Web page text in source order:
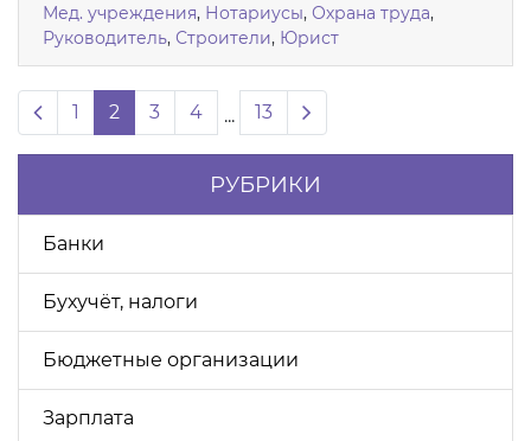
Мед. учреждения, Нотариусы, Охрана труда,
Руководитель, Строители, Юрист
Previous page
1 2 3 4 ... 13
РУБРИКИ
Банки
Бухучёт, налоги
Бюджетные организации
Зарплата